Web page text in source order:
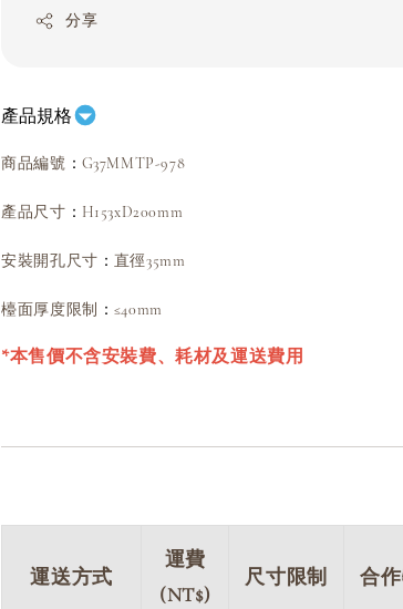
分享
產品規格
商品編號 ： G37MMTP-978
產品尺寸 ： H153xD200mm
安裝開孔尺寸 ： 直徑35mm
檯面厚度限制 ： ≤40mm
*本售價不含安裝費、耗材及運送費用
運送方式
運費
(NT$)
尺寸限制 合